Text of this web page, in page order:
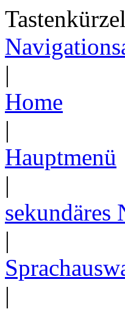
|
Home
|
Hauptmenü
|
sekundäres
|
|